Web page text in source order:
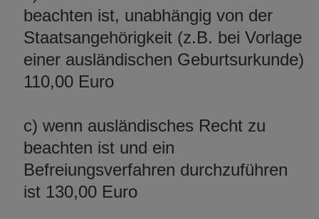
beachten ist, unabhängig von der
Staatsangehörigkeit (z.B. bei Vorlage
einer ausländischen Geburtsurkunde)
110,00 Euro
c) wenn ausländisches Recht zu
beachten ist und ein
Befreiungsverfahren durchzuführen
ist 130,00 Euro